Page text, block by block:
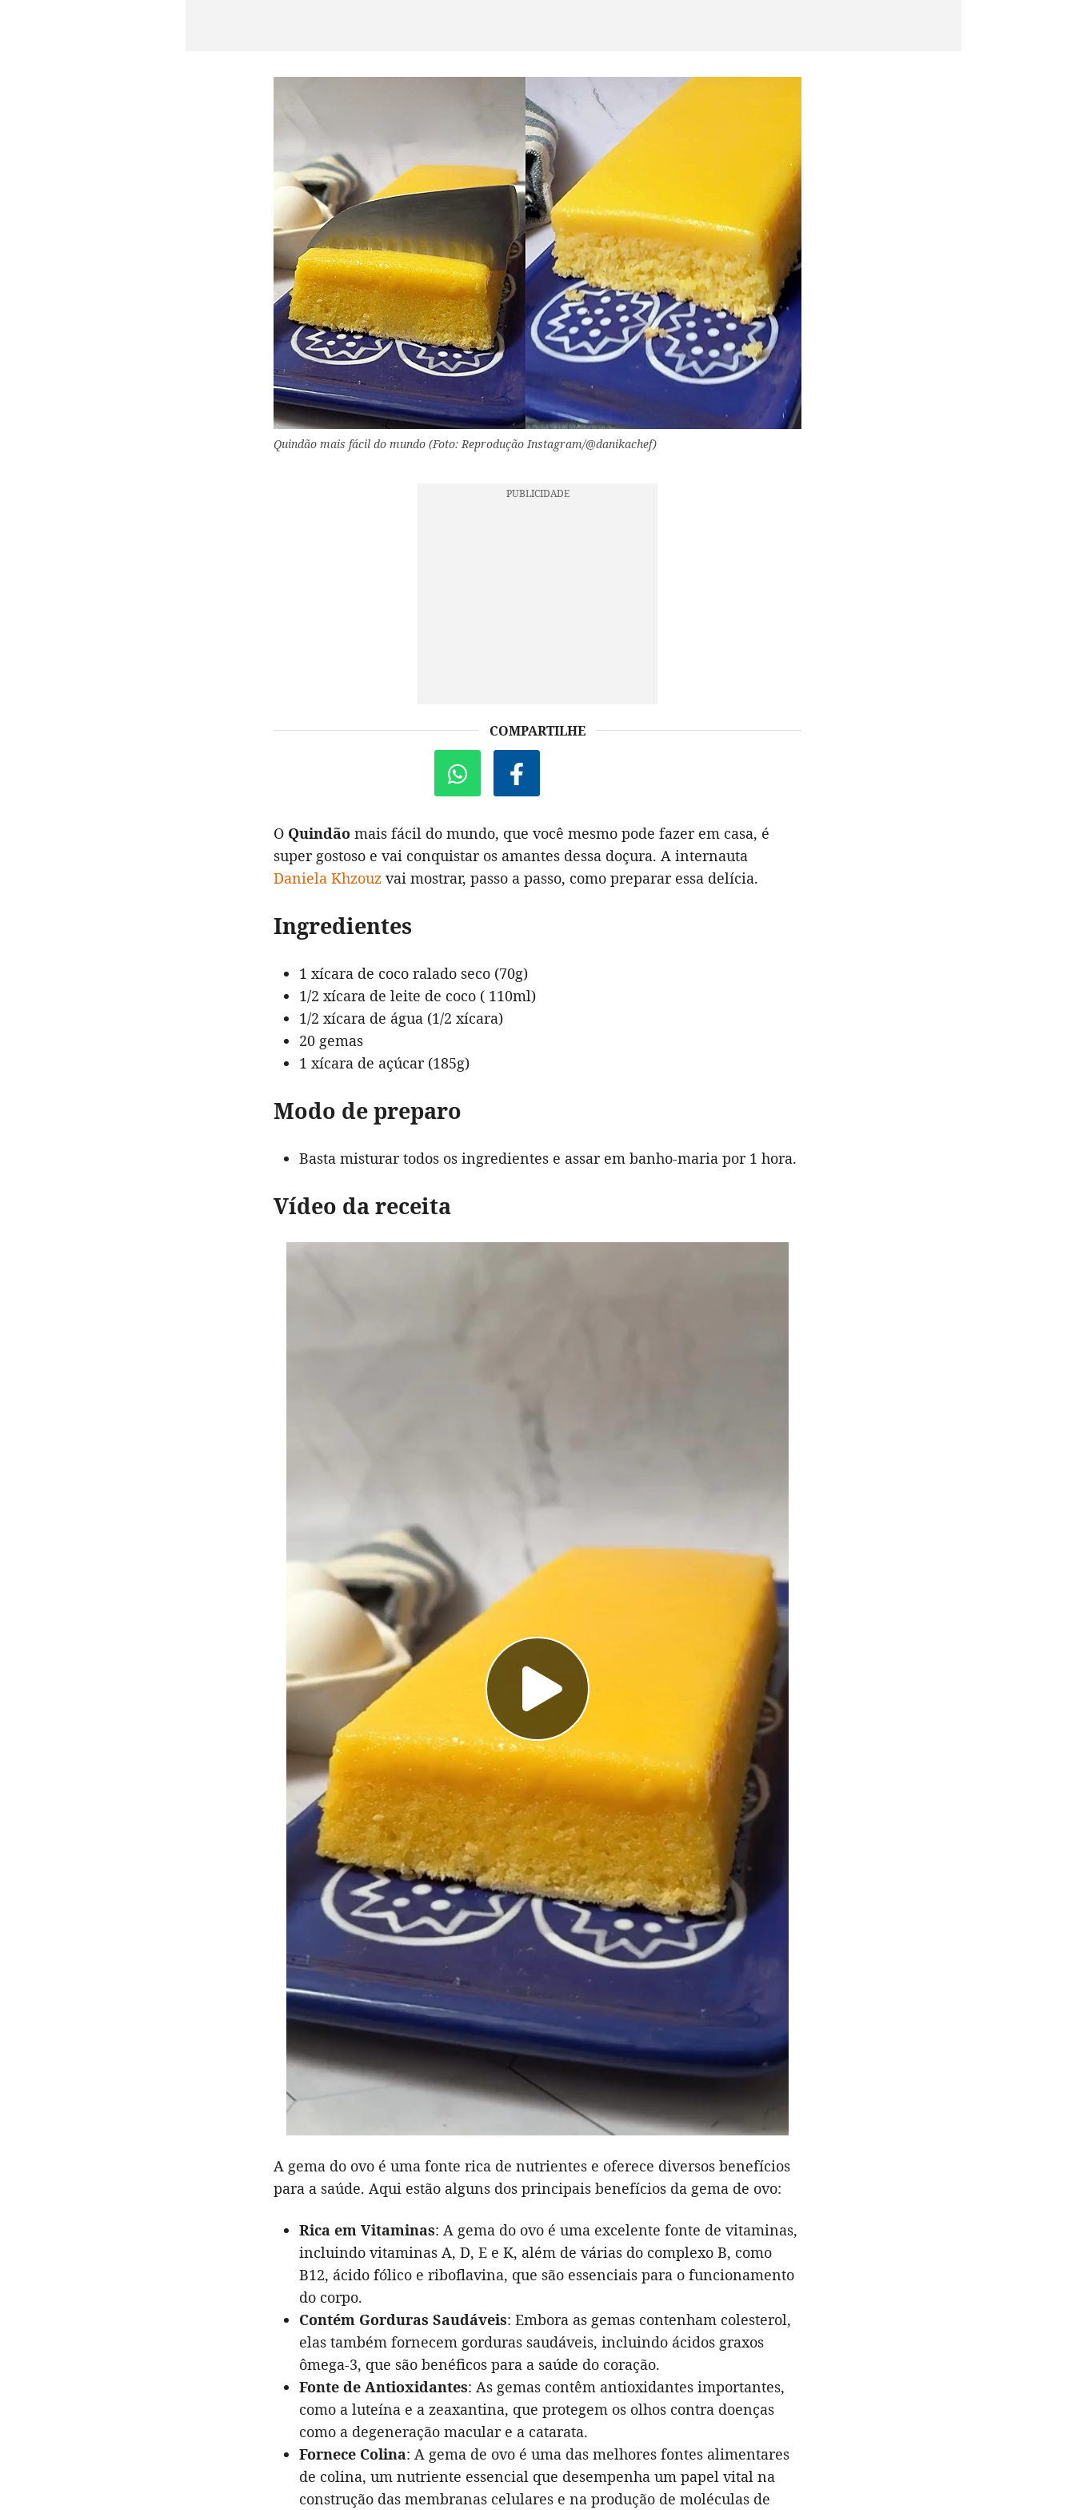
Quindão mais fácil do mundo (Foto: Reprodução Instagram/@danikachef)
COMPARTILHE
O Quindão mais fácil do mundo, que você mesmo pode fazer em casa, é
super gostoso e vai conquistar os amantes dessa doçura. A internauta
Daniela Khzouz vai mostrar, passo a passo, como preparar essa delícia.
Ingredientes
1 xícara de coco ralado seco (70g)
1/2 xícara de leite de coco ( 110ml)
1/2 xícara de água (1/2 xícara)
20 gemas
1 xícara de açúcar (185g)
Modo de preparo
Basta misturar todos os ingredientes e assar em banho-maria por 1 hora.
Vídeo da receita
A gema do ovo é uma fonte rica de nutrientes e oferece diversos benefícios
para a saúde. Aqui estão alguns dos principais benefícios da gema de ovo:
Rica em Vitaminas: A gema do ovo é uma excelente fonte de vitaminas,
incluindo vitaminas A, D, E e K, além de várias do complexo B, como
B12, ácido fólico e riboflavina, que são essenciais para o funcionamento
do corpo.
Contém Gorduras Saudáveis: Embora as gemas contenham colesterol,
elas também fornecem gorduras saudáveis, incluindo ácidos graxos
ômega-3, que são benéficos para a saúde do coração.
Fonte de Antioxidantes: As gemas contêm antioxidantes importantes,
como a luteína e a zeaxantina, que protegem os olhos contra doenças
como a degeneração macular e a catarata.
Fornece Colina: A gema de ovo é uma das melhores fontes alimentares
de colina, um nutriente essencial que desempenha um papel vital na
construção das membranas celulares e na produção de moléculas de